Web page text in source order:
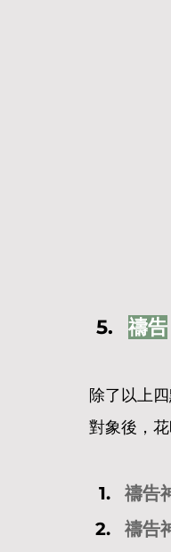
禱告
除了以上
對象後，
禱告
禱告